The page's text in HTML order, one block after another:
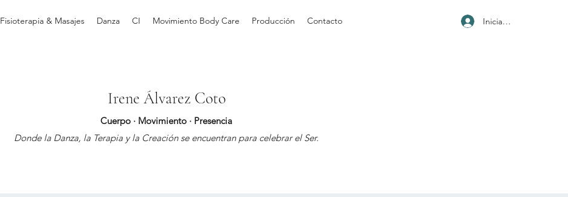
Fisioterapia & Masajes Danza CI Movimiento Body Care Producción Contacto Iniciar sesión
Irene Álvarez Coto
Cuerpo · Movimiento · Presencia
Donde la Danza, la Terapia y la Creación se encuentran para celebrar el Ser.